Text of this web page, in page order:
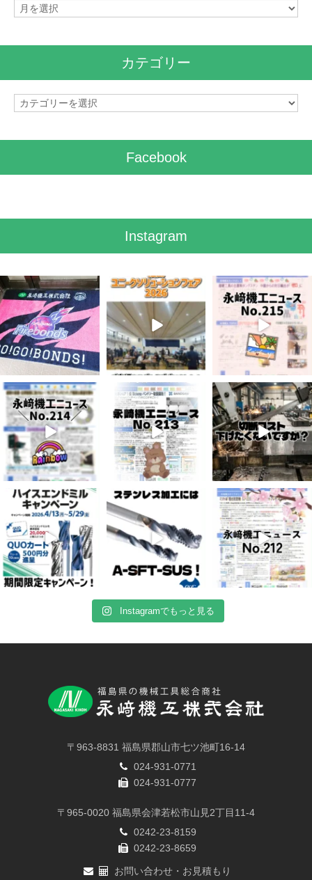
ア
カテゴリー
カ
Facebook
Instagram
7月 28
7 0
7月 27
6
7月 3
5 0
6月 3
8 0
5月 13
5 0
4月 20
10 0
4月 16
10 0
4月 13 4月 8
5 0
Instagramでもっと見る
〒963-8831 福島県郡山市七ツ池町16-14
024-931-0771
024-931-0777
〒965-0020 福島県会津若松市山見2丁目11-4
0242-23-8159
0242-23-8659
お問い合わせ・お見積もり